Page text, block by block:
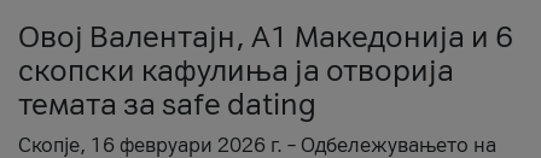
Овој Валентајн, A1 Македонија и 6
скопски кафулиња ја отворија
темата за safe dating
Скопје, 16 февруари 2026 г. – Одбележувањето на